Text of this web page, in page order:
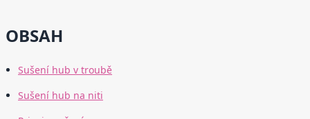
OBSAH
Sušení hub v troubě
Sušení hub na niti